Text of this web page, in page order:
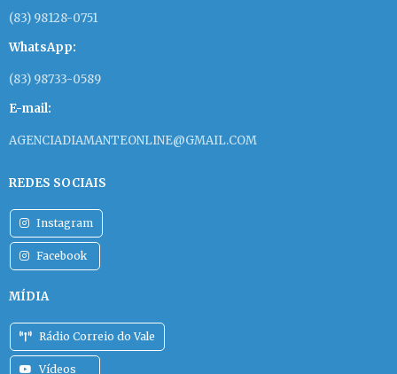
(83) 98128-0751
WhatsApp:
(83) 98733-0589
E-mail:
AGENCIADIAMANTEONLINE@GMAIL.COM
REDES SOCIAIS
Instagram
Facebook
MÍDIA
Rádio Correio do Vale
Vídeos